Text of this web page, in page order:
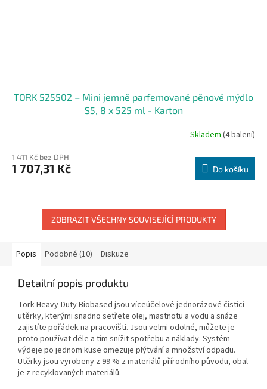
TORK 525502 – Mini jemně parfemované pěnové mýdlo
S5, 8 x 525 ml - Karton
Skladem (4 balení)
1 411 Kč bez DPH
1 707,31 Kč Do košíku
ZOBRAZIT VŠECHNY SOUVISEJÍCÍ PRODUKTY
Popis Podobné (10) Diskuze
Detailní popis produktu
Tork Heavy-Duty Biobased jsou víceúčelové jednorázové čistící
utěrky, kterými snadno setřete olej, mastnotu a vodu a snáze
zajistíte pořádek na pracovišti. Jsou velmi odolné, můžete je
proto používat déle a tím snížit spotřebu a náklady. Systém
výdeje po jednom kuse omezuje plýtvání a množství odpadu.
Utěrky jsou vyrobeny z 99 % z materiálů přírodního původu, obal
je z recyklovaných materiálů.